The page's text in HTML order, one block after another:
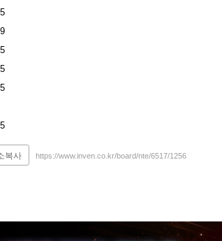
5
9
5
5
5
5
복사 https://www.inven.co.kr/board/nte/6517/1256